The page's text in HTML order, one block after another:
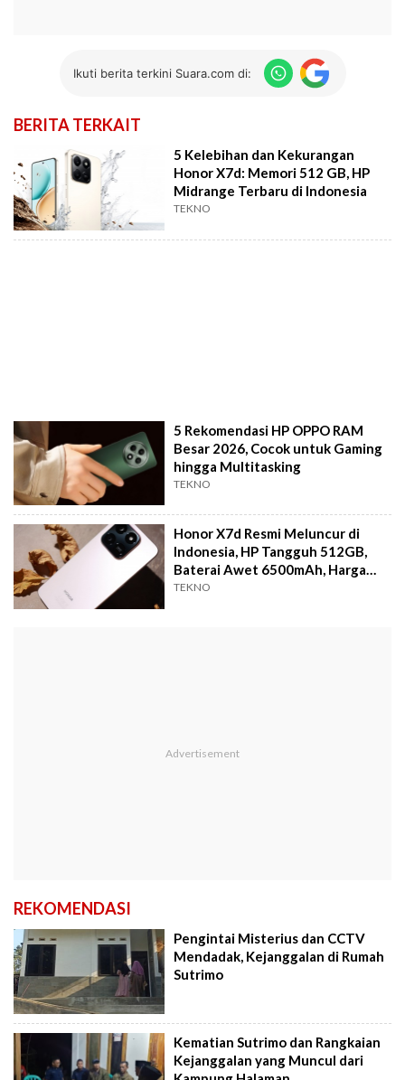
Ikuti berita terkini Suara.com di:
BERITA TERKAIT
5 Kelebihan dan Kekurangan
Honor X7d: Memori 512 GB, HP
Midrange Terbaru di Indonesia
TEKNO
5 Rekomendasi HP OPPO RAM
Besar 2026, Cocok untuk Gaming
hingga Multitasking
TEKNO
Honor X7d Resmi Meluncur di
Indonesia, HP Tangguh 512GB,
Baterai Awet 6500mAh, Harga
Rp4 Jutaan
TEKNO
REKOMENDASI
Pengintai Misterius dan CCTV
Mendadak, Kejanggalan di Rumah
Sutrimo
Kematian Sutrimo dan Rangkaian
Kejanggalan yang Muncul dari